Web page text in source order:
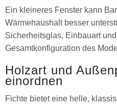
Ein kleineres Fenster kann
Wärmehaushalt besser
Sicherheitsglas, Einbauart
Gesamtkonfiguration des
Holzart und
einordnen
Fichte bietet eine helle,